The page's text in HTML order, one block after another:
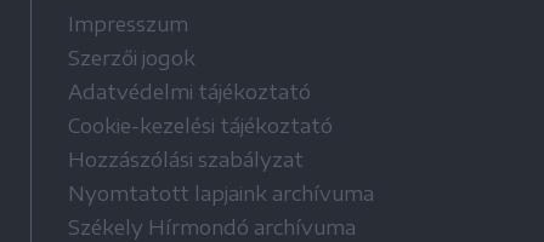
Impresszum
Szerzői jogok
Adatvédelmi tájékoztató
Cookie-kezelési tájékoztató
Hozzászólási szabályzat
Nyomtatott lapjaink archívuma
Székely Hírmondó archívuma